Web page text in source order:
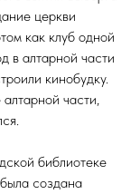
церкви
как клуб одной
в алтарной части
кинобудку.
части,
библиотеке
создана